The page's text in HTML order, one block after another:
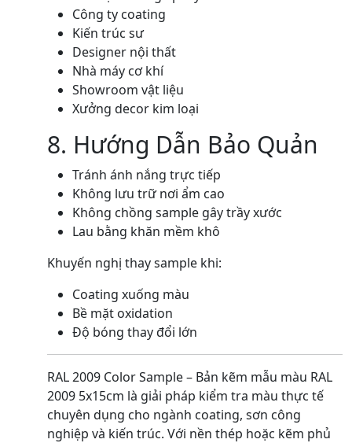
Công ty coating
Kiến trúc sư
Designer nội thất
Nhà máy cơ khí
Showroom vật liệu
Xưởng decor kim loại
8. Hướng Dẫn Bảo Quản
Tránh ánh nắng trực tiếp
Không lưu trữ nơi ẩm cao
Không chồng sample gây trầy xước
Lau bằng khăn mềm khô
Khuyến nghị thay sample khi:
Coating xuống màu
Bề mặt oxidation
Độ bóng thay đổi lớn
RAL 2009 Color Sample – Bản kẽm mẫu màu RAL
2009 5x15cm là giải pháp kiểm tra màu thực tế
chuyên dụng cho ngành coating, sơn công
nghiệp và kiến trúc. Với nền thép hoặc kẽm phủ